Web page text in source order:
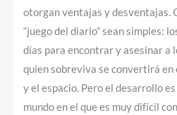
otorgan ventajas y desventajas.
“juego del diario” sean simples:
días para encontrar y asesinar a
quien sobreviva se convertirá en
y el espacio. Pero el desarrollo
mundo en el que es muy difícil